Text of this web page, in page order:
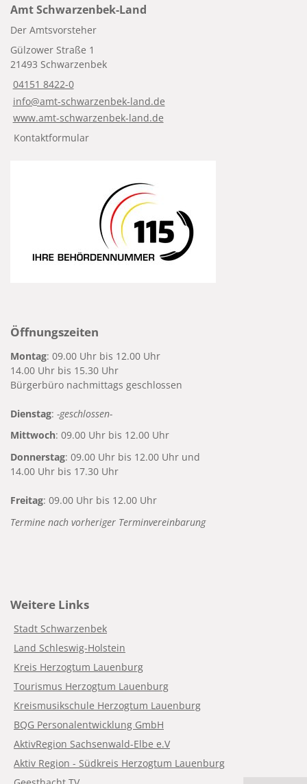
Amt Schwarzenbek-Land
Der Amtsvorsteher
Gülzower Straße 1
21493 Schwarzenbek
04151 8422-0
info@amt-schwarzenbek-land.de
www.amt-schwarzenbek-land.de
Kontaktformular
Öffnungszeiten
Montag: 09.00 Uhr bis 12.00 Uhr
14.00 Uhr bis 15.30 Uhr
Bürgerbüro nachmittags geschlossen
Dienstag: -geschlossen-
Mittwoch: 09.00 Uhr bis 12.00 Uhr
Donnerstag: 09.00 Uhr bis 12.00 Uhr und
14.00 Uhr bis 17.30 Uhr
Freitag: 09.00 Uhr bis 12.00 Uhr
Termine nach vorheriger Terminvereinbarung
Weitere Links
Stadt Schwarzenbek
Land Schleswig-Holstein
Kreis Herzogtum Lauenburg
Tourismus Herzogtum Lauenburg
Kreismusikschule Herzogtum Lauenburg
BQG Personalentwicklung GmbH
AktivRegion Sachsenwald-Elbe e.V
Aktiv Region - Südkreis Herzogtum Lauenburg